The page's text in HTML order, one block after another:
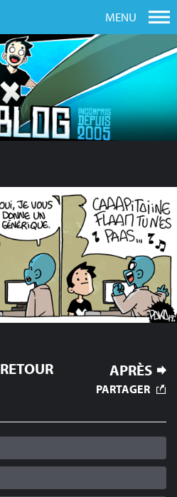
MENU
APRÈS
RETOUR
PARTAGER